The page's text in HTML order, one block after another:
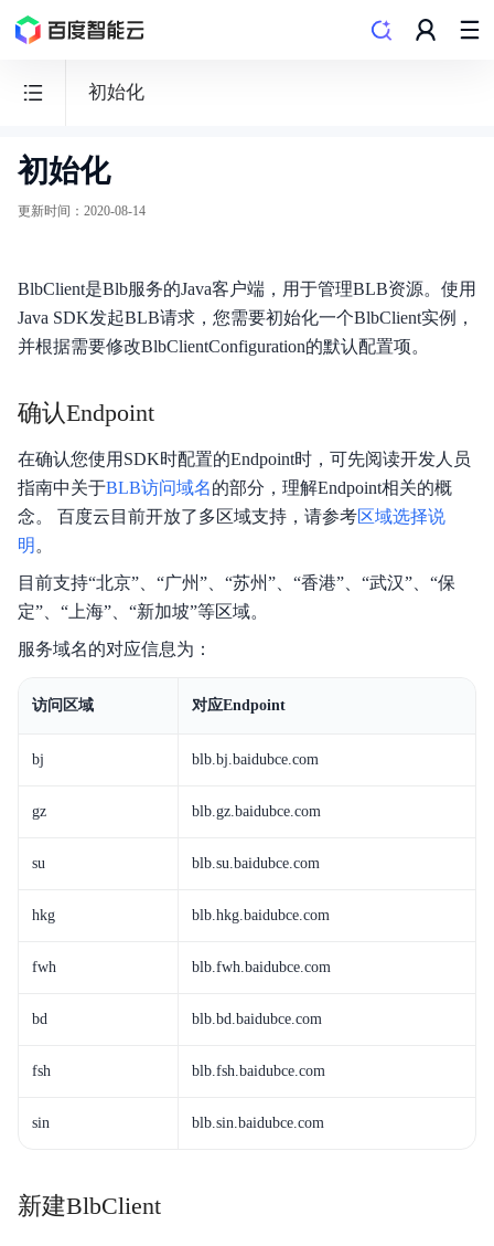
初始化
负
载
BLB
功能发布记录
产品描述
产品定价
操作指南
API参考
SDK
常见问题
服务等级协议SLA
初始化
更新时间 ： 2020-08-14
BlbClient是Blb服务的Java客户端，用于管理BLB资源。使用
Java SDK发起BLB请求，您需要初始化一个BlbClient实例，
并根据需要修改BlbClientConfiguration的默认配置项。
确认Endpoint
在确认您使用SDK时配置的Endpoint时，可先阅读开发人员
指南中关于BLB访问域名的部分，理解Endpoint相关的概
念。 百度云目前开放了多区域支持，请参考区域选择说
明 。
目前支持“北京”、“广州”、“苏州”、“香港”、“武汉”、“保
定”、“上海”、“新加坡”等区域。
服务域名的对应信息为：
访问区域 对应Endpoint
bj blb.bj.baidubce.com
gz blb.gz.baidubce.com
su blb.su.baidubce.com
hkg blb.hkg.baidubce.com
fwh blb.fwh.baidubce.com
bd blb.bd.baidubce.com
fsh blb.fsh.baidubce.com
sin blb.sin.baidubce.com
新建BlbClient